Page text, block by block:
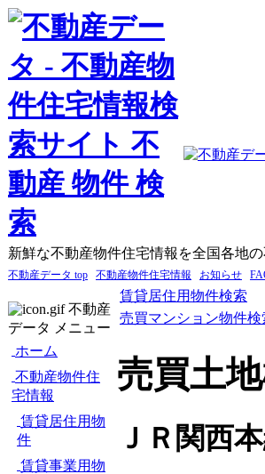
新鮮な不動産物件住宅情報を全国各地
不動産データ top 不動産物件住宅情報 お知らせ
不動産
データ メニュー
ホーム
不動産物件住
宅情報
賃貸居住用物
件
賃貸事業用物
賃貸居住用物件検索
売買マンション物件検
売買土
ＪＲ関西